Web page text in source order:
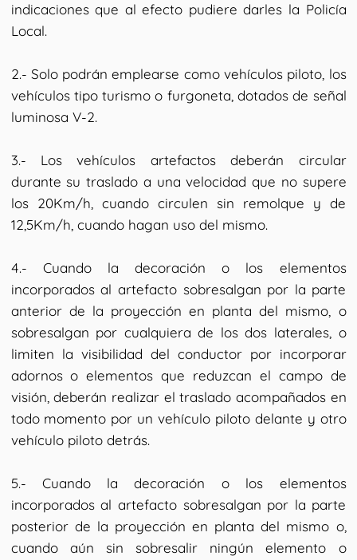
indicaciones que al efecto pudiere darles la Policía
Local.
2.- Solo podrán emplearse como vehículos piloto, los
vehículos tipo turismo o furgoneta, dotados de señal
luminosa V-2.
3.- Los vehículos artefactos deberán circular
durante su traslado a una velocidad que no supere
los 20Km/h, cuando circulen sin remolque y de
12,5Km/h, cuando hagan uso del mismo.
4.- Cuando la decoración o los elementos
incorporados al artefacto sobresalgan por la parte
anterior de la proyección en planta del mismo, o
sobresalgan por cualquiera de los dos laterales, o
limiten la visibilidad del conductor por incorporar
adornos o elementos que reduzcan el campo de
visión, deberán realizar el traslado acompañados en
todo momento por un vehículo piloto delante y otro
vehículo piloto detrás.
5.- Cuando la decoración o los elementos
incorporados al artefacto sobresalgan por la parte
posterior de la proyección en planta del mismo o,
cuando aún sin sobresalir ningún elemento o